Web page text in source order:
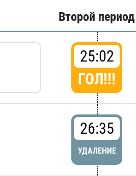
Второй период
25:02
ГОЛ!!!
26:35
УДАЛЕНИЕ